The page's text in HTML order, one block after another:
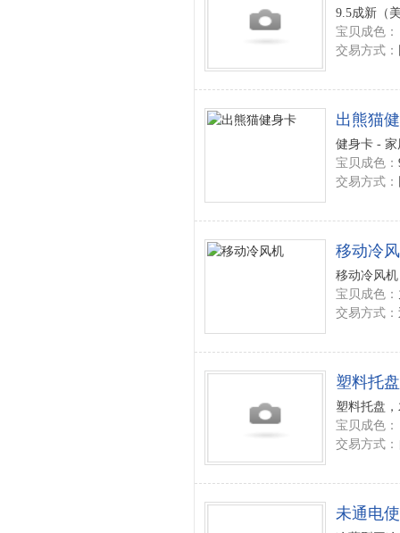
9.5成新（
宝贝成色：
交易方式：
出熊猫
健身卡 - 家
宝贝成色：
交易方式：
移动冷
移动冷风
宝贝成色：
交易方式：
塑料托
塑料托盘
宝贝成色：
交易方式：
未通电